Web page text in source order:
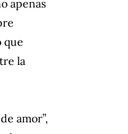
apenas
que
la
amor”,